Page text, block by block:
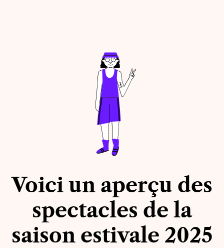
Voici un aperçu des
spectacles de la
saison estivale 2025